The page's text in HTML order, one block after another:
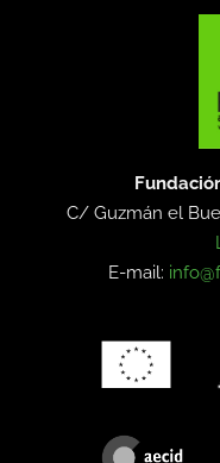
C/ Guzmán el
E-mail: